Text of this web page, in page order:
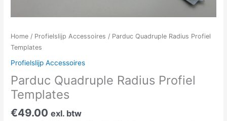
Home / Profielslijp Accessoires / Parduc Quadruple Radius Profiel
Templates
Profielslijp Accessoires
Parduc Quadruple Radius Profiel
Templates
€49.00 exl. btw